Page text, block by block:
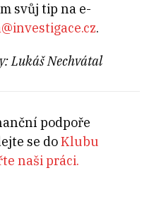
svůj tip na e-
.
Lukáš Nechvátal
podpoře
se doKlubu
naši práci.